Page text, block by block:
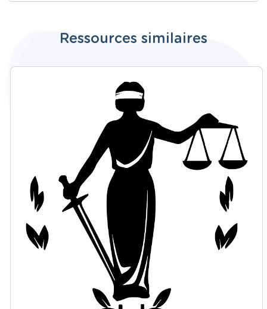
Ressources similaires